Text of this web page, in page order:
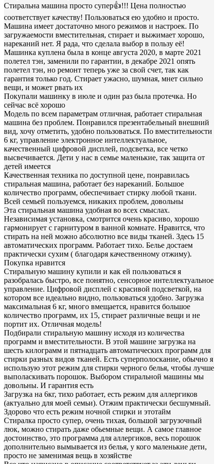
Стиральна машина просто супер👍!!! Цена полностью
соответствует качеству! Пользоваться ею удобно и просто.
Машина имеет достаточно много режимов и настроек. По
загружаемости вместительная, стирает и выжимает хорошо,
нареканий нет. Я рада, что сделала выбор в пользу её!
Машинка куплена была в конце августа 2020, в марте 2021
полетел тэн, заменили по гарантии, в декабре 2021 опять
полетел тэн, но ремонт теперь уже за свой счет, так как
гарантия только год. Стирает ужасно, шумная, мнет сильно
вещи, и может рвать их
Покупали машинку в июле и один раз была протечка. Но
сейчас всё хорошо
Модель по всем параметрам отличная, работает стиральная
машина без проблем. Понравился презентабельный внешний
вид, хочу отметить, удобно пользоваться. По вместительности
6 кг, управление электронное интеллектуальное,
качественный цифровой дисплей, подсветка, все четко
высвечивается. Дети у нас в семье маленькие, так защита от
детей имеется
Качественная техника по доступной цене, понравилась
стиральная машина, работает без нареканий. Большое
количество программ, обеспечивает стирку любой ткани.
Всей семьей пользуемся, никаких проблем, довольны
Эта стиральная машина удобная во всех смыслах.
Независимая установка, смотрится очень красиво, хорошо
гармонирует с гарнитуром в ванной комнате. Нравится, что
стирать на ней можно абсолютно все виды тканей. Здесь 15
автоматических программ. Работает тихо. Белье достаем
практически сухим ( благодаря качественному отжиму).
Покупка нравится
Стиральную машину купили и как ей пользоваться я
разобралась быстро, все понятно, сенсорное интеллектуальное
управление. Цифровой дисплей с красивой подсветкой, на
котором все идеально видно, пользоваться удобно. Загрузка
максимальная 6 кг, много вмещается, нравится большое
количество программ, их 15, стирает различные вещи и не
портит их. Отличная модель!
Подбирали стиральную машину исходя из количества
программ и вместительности. В этой машине загрузка на
шесть килограмм и пятнадцать автоматических программ для
стирки разных видов тканей. Есть суперполоскание, обычно я
использую этот режим для стирки черного белья, чтобы лучше
выполаскивать порошок. Выбором стиральной машины мы
довольны. И гарантия есть
Загрузка на 6кг, тихо работает, есть режим для аллергиков
(актуально для моей семьи). Отжим практически бесшумный.
Здорово что есть режим ночной стирки и этотайм
Стиралка просто супер, очень тихая, большой загрузочный
люк, можно стирать даже обьемные вещи. А самое главное
достоинство, это программа для аллергиков, весь порошок
дополнительно вымывается из белья, у кого маленькие дети,
просто не заменимая вещь в хозяйстве